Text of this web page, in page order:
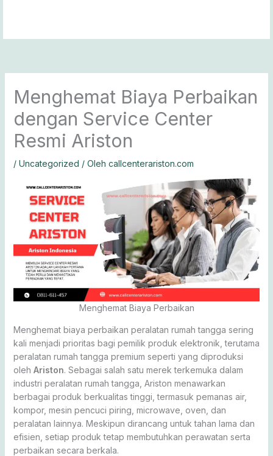
Menghemat Biaya Perbaikan
dengan Service Center
Resmi Ariston
/ Uncategorized / Oleh callcenterariston.com
Menghemat Biaya Perbaikan
Menghemat biaya perbaikan peralatan rumah tangga sering
kali menjadi prioritas bagi pemilik produk elektronik, terutama
peralatan rumah tangga premium seperti yang diproduksi
oleh Ariston. Sebagai salah satu merek terkemuka dalam
industri peralatan rumah tangga, Ariston menawarkan
berbagai produk berkualitas tinggi, termasuk pemanas air,
kompor, mesin pencuci piring, microwave, oven, dan
peralatan lainnya. Meskipun dirancang untuk tahan lama dan
efisien, setiap produk tetap membutuhkan perawatan serta
perbaikan secara berkala.